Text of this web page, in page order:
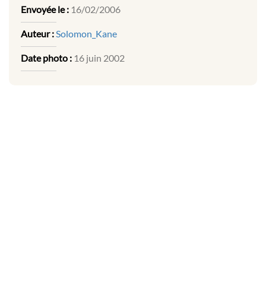
Envoyée le : 16/02/2006
Auteur :Solomon_Kane
Date photo : 16 juin 2002